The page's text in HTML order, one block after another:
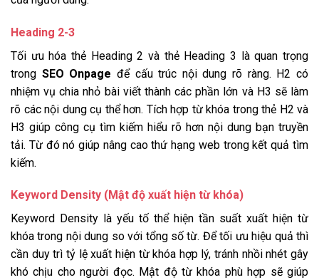
Heading 2-3
Tối ưu hóa thẻ Heading 2 và thẻ Heading 3 là quan trọng
trong SEO Onpage để cấu trúc nội dung rõ ràng. H2 có
nhiệm vụ chia nhỏ bài viết thành các phần lớn và H3 sẽ làm
rõ các nội dung cụ thể hơn. Tích hợp từ khóa trong thẻ H2 và
H3 giúp công cụ tìm kiếm hiểu rõ hơn nội dung bạn truyền
tải. Từ đó nó giúp nâng cao thứ hạng web trong kết quả tìm
kiếm.
Keyword Density (Mật độ xuất hiện từ khóa)
Keyword Density là yếu tố thể hiện tần suất xuất hiện từ
khóa trong nội dung so với tổng số từ. Để tối ưu hiệu quả thì
cần duy trì tỷ lệ xuất hiện từ khóa hợp lý, tránh nhồi nhét gây
khó chịu cho người đọc. Mật độ từ khóa phù hợp sẽ giúp